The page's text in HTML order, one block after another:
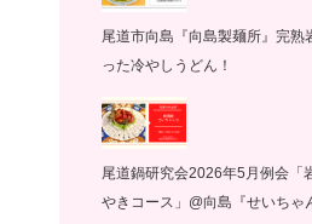
尾道市向島『向島製麺所』完熟
った冷やしうどん！
尾道鍋研究会2026年5月例会「
やきコース」@向島『せいちゃ